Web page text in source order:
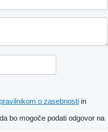
pravilnikom o zasebnosti in
bo mogoče podati odgovor na